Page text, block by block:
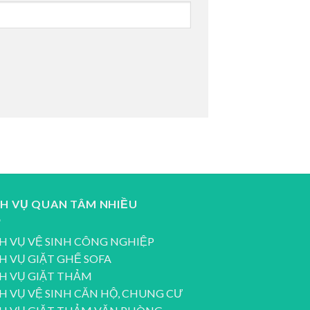
VỤ QUAN TÂM NHIỀU
VỤ VỆ SINH CÔNG NGHIỆP
VỤ GIẶT GHẾ SOFA
VỤ GIẶT THẢM
VỤ VỆ SINH CĂN HỘ, CHUNG CƯ